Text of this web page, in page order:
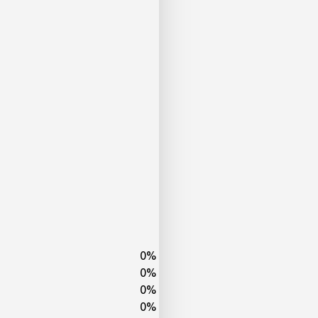
0%
0%
0%
0%